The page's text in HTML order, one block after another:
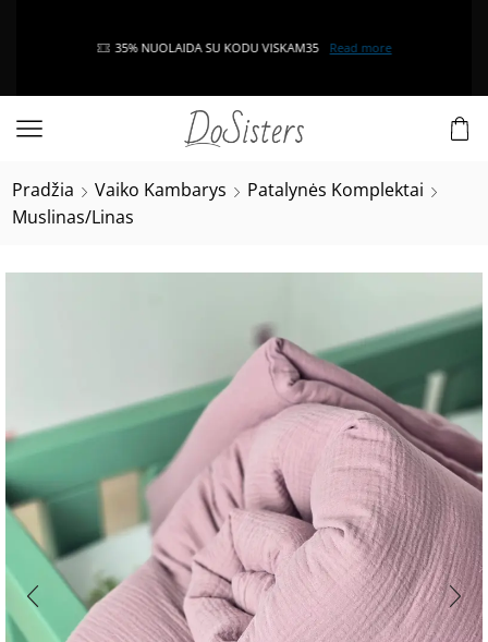
35% NUOLAIDA SU KODU VISKAM35 Read more
Pradžia Vaiko Kambarys
Patalynės Komplektai
Muslinas/Linas